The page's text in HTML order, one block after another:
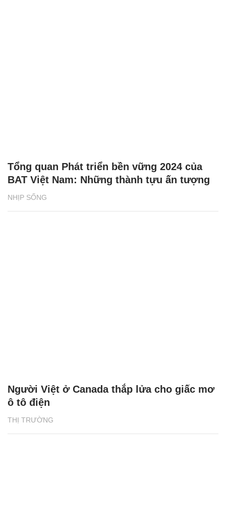
NHỊP SỐNG
Tổng quan Phát triển bền vững 2024 của
BAT Việt Nam: Những thành tựu ấn tượng
THỊ TRƯỜNG
Người Việt ở Canada thắp lửa cho giấc mơ
ô tô điện